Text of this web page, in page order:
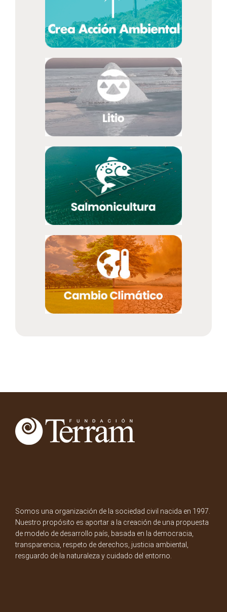
Somos una organización de la sociedad civil nacida en 1997.
Nuestro propósito es aportar a la creación de una propuesta
de modelo de desarrollo país, basada en la democracia,
transparencia, respeto de derechos, justicia ambiental,
resguardo de la naturaleza y cuidado del entorno.